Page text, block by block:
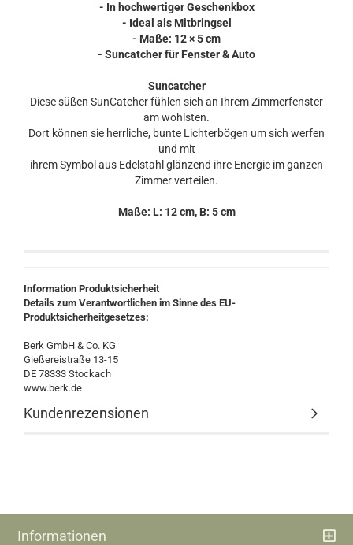
- In hochwertiger Geschenkbox
- Ideal als Mitbringsel
- Maße: 12 × 5 cm
- Suncatcher für Fenster & Auto
Suncatcher
Diese süßen SunCatcher fühlen sich an Ihrem Zimmerfenster
am wohlsten.
Dort können sie herrliche, bunte Lichterbögen um sich werfen
und mit
ihrem Symbol aus Edelstahl glänzend ihre Energie im ganzen
Zimmer verteilen.
Maße: L: 12 cm, B: 5 cm
Information Produktsicherheit
Details zum Verantwortlichen im Sinne des EU-
Produktsicherheitgesetzes:
Berk GmbH & Co. KG
Gießereistraße 13-15
DE 78333 Stockach
www.berk.de
Kundenrezensionen
Informationen